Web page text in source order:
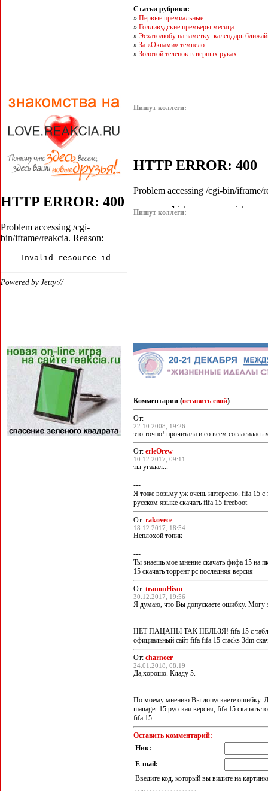
Статьи рубрики:
» Первые премиальные
» Голливудские премьеры месяца
» Эсхатолюбу на заметку: календарь
» За «Окнами» темнело…
» Золотой теленок в верных руках
Пишут коллеги:
Пишут коллеги:
Комментарии (оставить свой)
От:
22.10.2008, 19:26
это точно! прочитала и со всем
От: erleOrew
10.12.2017, 09:11
ты угадал...
---
Я тоже возьму уж очень интересно. fifa 15 c
русском языке скачать fifa 15 freeboot
От: rakovece
18.12.2017, 18:54
Неплохой топик
---
Ты знаешь мое мнение скачать фифа 15 на
15 скачать торрент pc последняя версия
От: tranonHism
30.12.2017, 19:56
Я думаю, что Вы допускаете ошибку. Могу
---
НЕТ ПАЦАНЫ ТАК НЕЛЬЗЯ! fifa 15 c
официальный сайт fifa fifa 15 cracks 3dm
От: charnoer
24.01.2018, 08:19
Да,хорошо. Кладу 5.
---
По моему мнению Вы допускаете ошибку.
manager 15 русская версия, fifa 15 скачать
fifa 15
Оставить комментарий:
Ник:
E-mail:
Введите код, который вы видите на